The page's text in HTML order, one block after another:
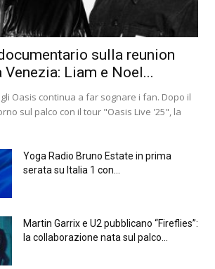
sulla reunion
Venezia: Liam e Noel...
Oasis continua a far sognare i fan. Dopo il
sul palco con il tour "Oasis Live '25", la
Yoga Radio Bruno Estate in prima
serata su Italia 1 con...
Martin Garrix e U2 pubblicano “Fireflies”:
la collaborazione nata sul palco...